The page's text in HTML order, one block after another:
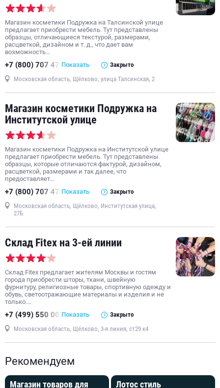
Магазин косметики Подружка на Талсинской улице
предлагает приобрести мебель. Тут представлены
образцы, отличающиеся текстурой, размерами,
расцветкой, дизайном и т. д., что дает вам
возможность…
+7 (800) 707 47 Показать Закрыто
Московская область, Щёлково, улица Талсинская, 2
Магазин косметики Подружка на
Институтской улице
Магазин косметики Подружка на Институтской улице
предлагает приобрести мебель. Тут представлены
образцы, которые отличаются фактурой, дизайном,
расцветкой, размерами и так далее, что
предоставляет…
+7 (800) 707 47 Показать Закрыто
Московская область, Щёлково, Институтская улица,
27Б
Склад Fitex на 3-ей линии
Склад Fitex предлагает жителям Москвы и гостям
города приобрести шторы, ткани, швейную
фурнитуру, религиозные товары, спортивную одежду и
обувь, светоотражающие материалы и изделия и не
только.…
+7 (499) 550 00 Показать Закрыто
Московская область, Щёлково, 3-я линия, ст29 к4
Рекомендуем
Магазин товаров для
Лотос стиль